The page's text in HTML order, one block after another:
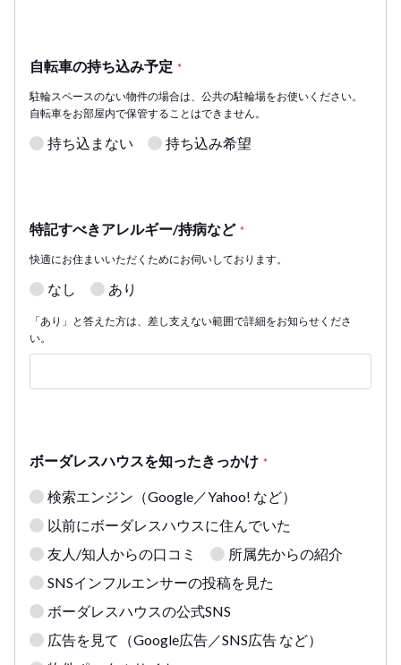
自転車の持ち込み予定 *
駐輪スペースのない物件の場合は、公共の駐輪場をお使いください。
自転車をお部屋内で保管することはできません。
持ち込まない 持ち込み希望
特記すべきアレルギー/持病など *
快適にお住まいいただくためにお伺いしております。
なし あり
「あり」と答えた方は、差し支えない範囲で詳細をお知らせくださ
い。
ボーダレスハウスを知ったきっかけ *
検索エンジン（Google／Yahoo! など）
以前にボーダレスハウスに住んでいた
友人/知人からの口コミ
所属先からの紹介
SNSインフルエンサーの投稿を見た
ボーダレスハウスの公式SNS
広告を見て（Google広告／SNS広告 など）